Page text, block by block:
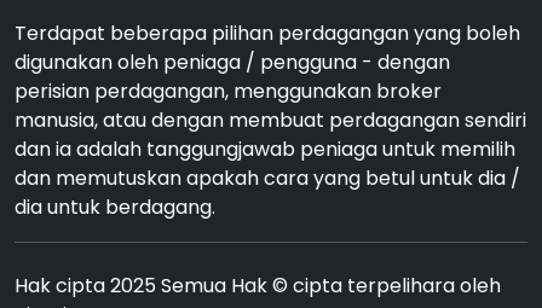
Terdapat beberapa pilihan perdagangan yang boleh
digunakan oleh peniaga / pengguna - dengan
perisian perdagangan, menggunakan broker
manusia, atau dengan membuat perdagangan sendiri
dan ia adalah tanggungjawab peniaga untuk memilih
dan memutuskan apakah cara yang betul untuk dia /
dia untuk berdagang.
Hak cipta 2025 Semua Hak © cipta terpelihara oleh